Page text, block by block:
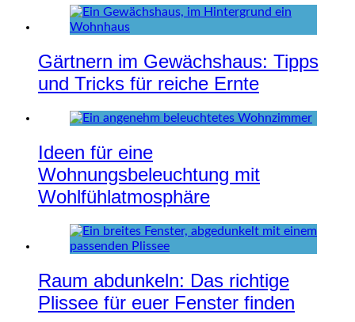
Gärtnern im Gewächshaus: Tipps
und Tricks für reiche Ernte
Ideen für eine
Wohnungsbeleuchtung mit
Wohlfühlatmosphäre
Raum abdunkeln: Das richtige
Plissee für euer Fenster finden